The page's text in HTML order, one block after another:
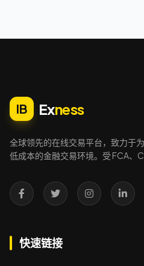
IB Exness
全球领先的在线交易平台，致力于
低成本的金融交易环境。受 FCA、
快速链接